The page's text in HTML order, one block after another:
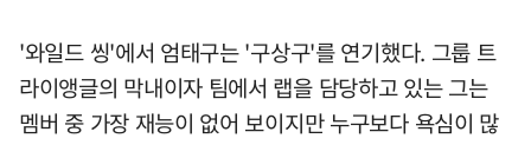
'와일드 씽'에서 엄태구는 '구상구'를 연기했다. 그룹 트
라이앵글의 막내이자 팀에서 랩을 담당하고 있는 그는
멤버 중 가장 재능이 없어 보이지만 누구보다 욕심이 많